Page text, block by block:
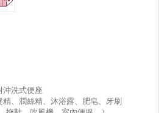
沖洗式便座
、潤絲精、沐浴露、肥皂、牙刷